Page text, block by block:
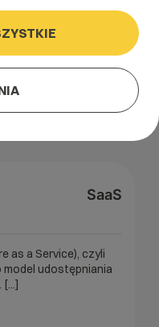
SaaS
as a Service), czyli
model udostępniania